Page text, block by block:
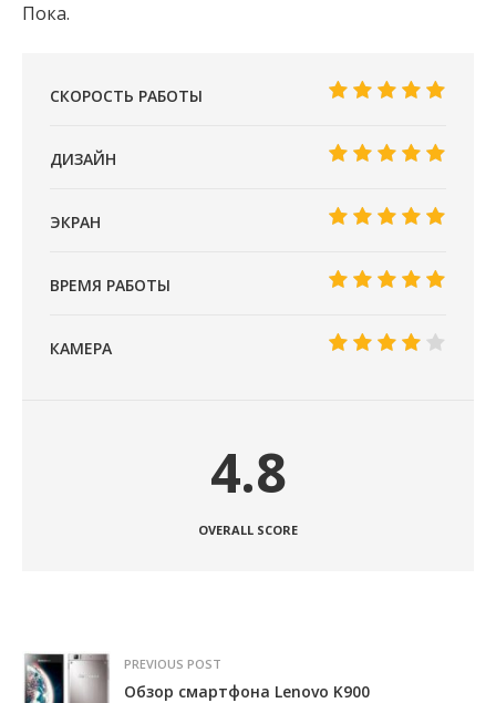
Пока.
СКОРОСТЬ РАБОТЫ
ДИЗАЙН
ЭКРАН
ВРЕМЯ РАБОТЫ
КАМЕРА
4.8
OVERALL SCORE
PREVIOUS POST
Обзор смартфона Lenovo K900